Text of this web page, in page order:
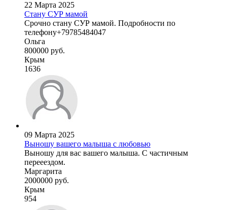
22 Марта 2025
Стану СУР мамой
Срочно стану СУР мамой. Подробности по
телефону+79785484047
Ольга
800000 руб.
Крым
1636
09 Марта 2025
Выношу вашего малыша с любовью
Выношу для вас вашего малыша. С частичным
перееездом.
Маргарита
2000000 руб.
Крым
954